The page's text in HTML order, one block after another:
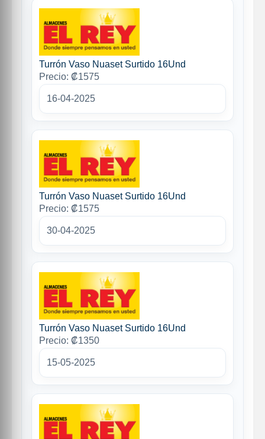
Turrón Vaso Nuaset Surtido 16Und
Precio: ₡1575
16-04-2025
Turrón Vaso Nuaset Surtido 16Und
Precio: ₡1575
30-04-2025
Turrón Vaso Nuaset Surtido 16Und
Precio: ₡1350
15-05-2025